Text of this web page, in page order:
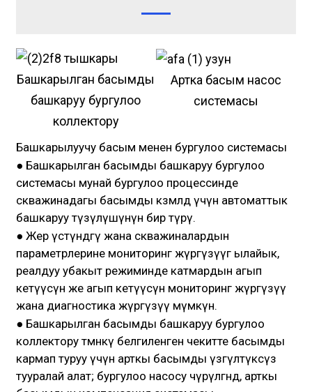
Башкарылган басымды
башкаруу бургулоо
коллектору
Артка басым насос
системасы
Башкарылуучу басым менен бургулоо системасы
● Башкарылган басымды башкаруу бургулоо
системасы мунай бургулоо процессинде
скважинадагы басымды көзөмөлдөө үчүн автоматтык
башкаруу түзүлүшүнүн бир түрү.
● Жер үстүндөгү жана скважиналардын
параметрлерине мониторинг жүргүзүүгө ылайык,
реалдуу убакыт режиминде катмардын агып
кетүүсүнө же агып кетүүсүнө мониторинг жүргүзүү
жана диагностика жүргүзүү мүмкүн.
● Башкарылган басымды башкаруу бургулоо
коллектору төмөнкү белгиленген чекитте басымды
кармап туруу үчүн арткы басымды үзгүлтүксүз
тууралай алат; бургулоо насосу өчүрүлгөндө, арткы